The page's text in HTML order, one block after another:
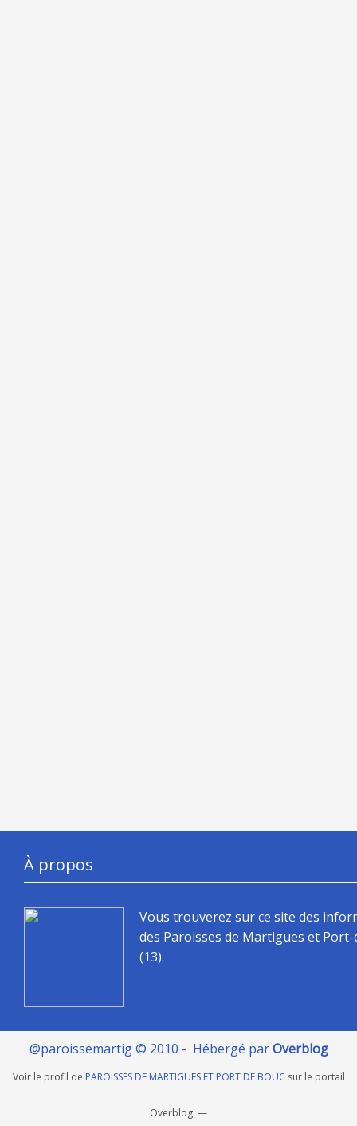
À propos
Vous trouverez sur ce site des
des Paroisses de Martigues et
(13).
@paroissemartig © 2010 - Hébergé parOverblog
Voir le profil de PAROISSES DE MARTIGUES ET PORT DE BOUC sur le portail
Overblog